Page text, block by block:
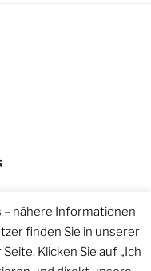
nähere Informationen
finden Sie in unserer
Klicken Sie auf „Ich